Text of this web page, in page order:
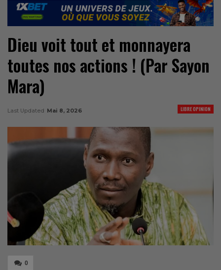
Dieu voit tout et monnayera
toutes nos actions ! (Par Sayon
Mara)
LIBRE OPINION
Last Updated Mai 8, 2026
0